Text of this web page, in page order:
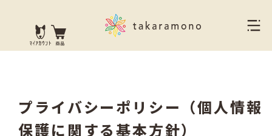
プライバシーポリシー（個人情報
保護に関する基本方針）